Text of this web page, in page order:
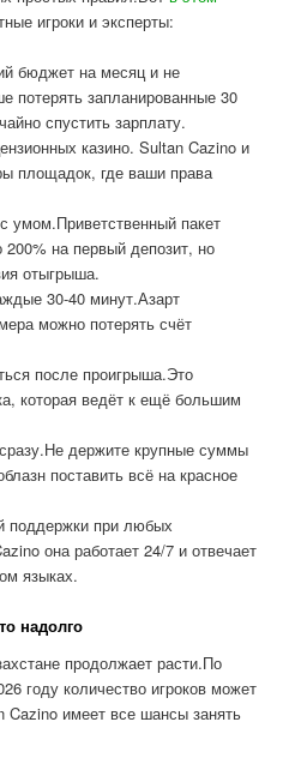
игроки и эксперты:
бюджет на месяц и не
потерять запланированные 30
спустить зарплату.
казино. Sultan Cazino и
площадок, где ваши права
умом.Приветственный пакет
на первый депозит, но
отыгрыша.
30-40 минут.Азарт
можно потерять счёт
после проигрыша.Это
которая ведёт к ещё большим
держите крупные суммы
поставить всё на красное
поддержки при любых
она работает 24/7 и отвечает
языках.
надолго
продолжает расти.По
году количество игроков может
имеет все шансы занять